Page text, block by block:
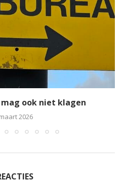
ook niet klagen
2026